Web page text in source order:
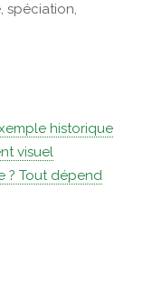
spéciation,
historique
visuel
? Tout dépend